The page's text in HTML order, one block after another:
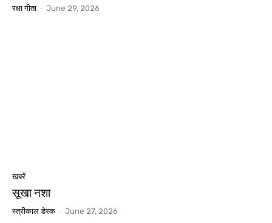
रक्षा गीता - June 29, 2026
खबरें
सूखा नशा
स्त्रीकाल डेस्क - June 27, 2026